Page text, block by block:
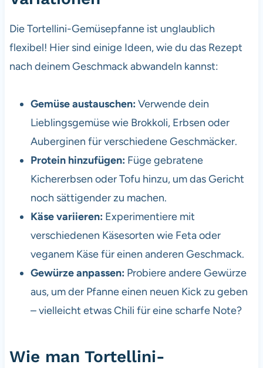
Die Tortellini-Gemüsepfanne ist unglaublich
flexibel! Hier sind einige Ideen, wie du das Rezept
nach deinem Geschmack abwandeln kannst:
Gemüse austauschen: Verwende dein
Lieblingsgemüse wie Brokkoli, Erbsen oder
Auberginen für verschiedene Geschmäcker.
Protein hinzufügen: Füge gebratene
Kichererbsen oder Tofu hinzu, um das Gericht
noch sättigender zu machen.
Käse variieren: Experimentiere mit
verschiedenen Käsesorten wie Feta oder
veganem Käse für einen anderen Geschmack.
Gewürze anpassen: Probiere andere Gewürze
aus, um der Pfanne einen neuen Kick zu geben
– vielleicht etwas Chili für eine scharfe Note?
Wie man Tortellini-